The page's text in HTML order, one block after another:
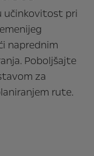
učinkovitost pri
naprednim
Poboljšajte
za
rute.